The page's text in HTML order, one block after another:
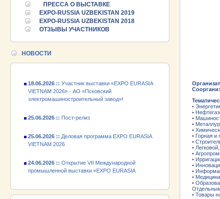
ПРЕССА О ВЫСТАВКЕ
EXPO-RUSSIA UZBEKISTAN 2019
EXPO-RUSSIA UZBEKISTAN 2018
ОТЗЫВЫ УЧАСТНИКОВ
НОВОСТИ
25.06.2026 ::Деловая программа EXPO EURASIA
VIETNAM 2026
VIETNAM 2026»
VIETNAM 2026» - АО «Псковский
электромашиностроительный завод»!
VIETNAM 2026
промышленной выставки «EXPO EURASIA
VIETNAM 2026»
VIETNAM 2026» - АО «Псковский
•
•
•
•
•
• Горная
•
•
•
•
•
•
•
•
• Товары